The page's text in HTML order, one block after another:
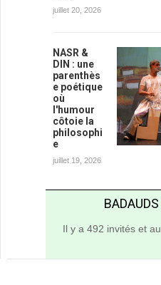
juillet 20, 2026
NASR &
DIN : une
parenthès
e poétique
où
l'humour
côtoie la
philosophi
e
juillet 19, 2026
Il y a 492 invités et